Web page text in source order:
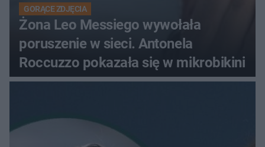
GORĄCE ZDJĘCIA
Żona Leo Messiego wywołała
poruszenie w sieci. Antonela
Roccuzzo pokazała się w mikrobikini